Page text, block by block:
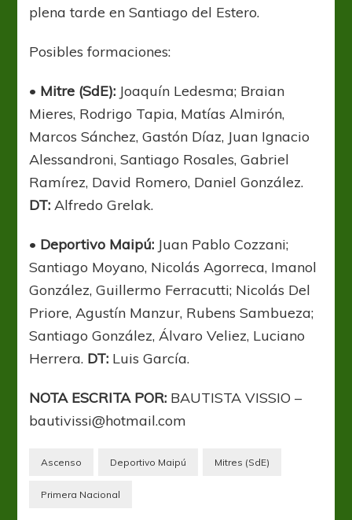
plena tarde en Santiago del Estero.
Posibles formaciones:
• Mitre (SdE): Joaquín Ledesma; Braian
Mieres, Rodrigo Tapia, Matías Almirón,
Marcos Sánchez, Gastón Díaz, Juan Ignacio
Alessandroni, Santiago Rosales, Gabriel
Ramírez, David Romero, Daniel González.
DT: Alfredo Grelak.
• Deportivo Maipú: Juan Pablo Cozzani;
Santiago Moyano, Nicolás Agorreca, Imanol
González, Guillermo Ferracutti; Nicolás Del
Priore, Agustín Manzur, Rubens Sambueza;
Santiago González, Álvaro Veliez, Luciano
Herrera. DT: Luis García.
NOTA ESCRITA POR: BAUTISTA VISSIO –
bautivissi@hotmail.com
Ascenso Deportivo Maipú Mitres (SdE)
Primera Nacional